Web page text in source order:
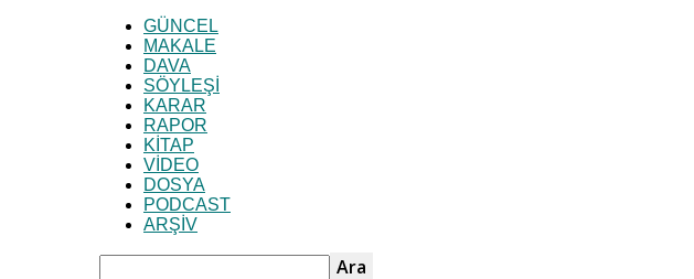
GÜNCEL
MAKALE
DAVA
SÖYLEŞİ
KARAR
RAPOR
KİTAP
VİDEO
DOSYA
PODCAST
ARŞİV